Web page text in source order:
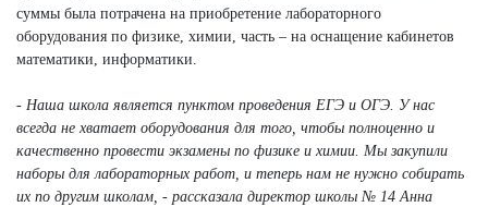
суммы была потрачена на приобретение лабораторного
оборудования по физике, химии, часть – на оснащение кабинетов
математики, информатики.
- Наша школа является пунктом проведения ЕГЭ и ОГЭ. У нас
всегда не хватает оборудования для того, чтобы полноценно и
качественно провести экзамены по физике и химии. Мы закупили
наборы для лабораторных работ, и теперь нам не нужно собирать
их по другим школам, - рассказала директор школы № 14 Анна